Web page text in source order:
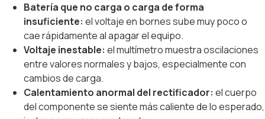
Batería que no carga o carga de forma
insuficiente: el voltaje en bornes sube muy poco o
cae rápidamente al apagar el equipo.
Voltaje inestable: el multímetro muestra oscilaciones
entre valores normales y bajos, especialmente con
cambios de carga.
Calentamiento anormal del rectificador: el cuerpo
del componente se siente más caliente de lo esperado,